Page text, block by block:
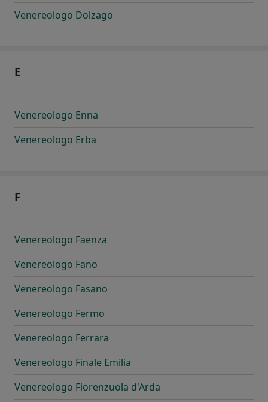
Venereologo Dolzago
E
Venereologo Enna
Venereologo Erba
F
Venereologo Faenza
Venereologo Fano
Venereologo Fasano
Venereologo Fermo
Venereologo Ferrara
Venereologo Finale Emilia
Venereologo Fiorenzuola d'Arda